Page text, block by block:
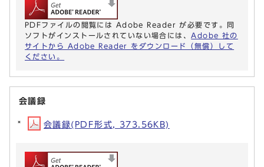
PDFファイルの閲覧には Adobe Reader が必要です。同
ソフトがインストールされていない場合には、 Adobe 社の
サイトから Adobe Reader をダウンロード（無償）して
ください。
会議録
会議録(PDF形式, 373.56KB)